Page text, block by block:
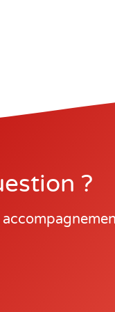
?